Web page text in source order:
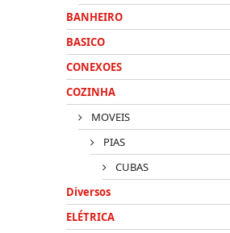
BANHEIRO
BASICO
CONEXOES
COZINHA
MOVEIS
PIAS
CUBAS
Diversos
ELÉTRICA